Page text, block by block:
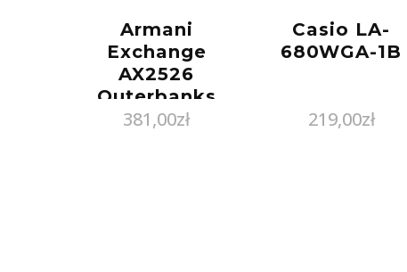
Armani
Exchange
AX2526
Outerbanks
381,00zł
Casio LA-
680WGA-1B
219,00zł